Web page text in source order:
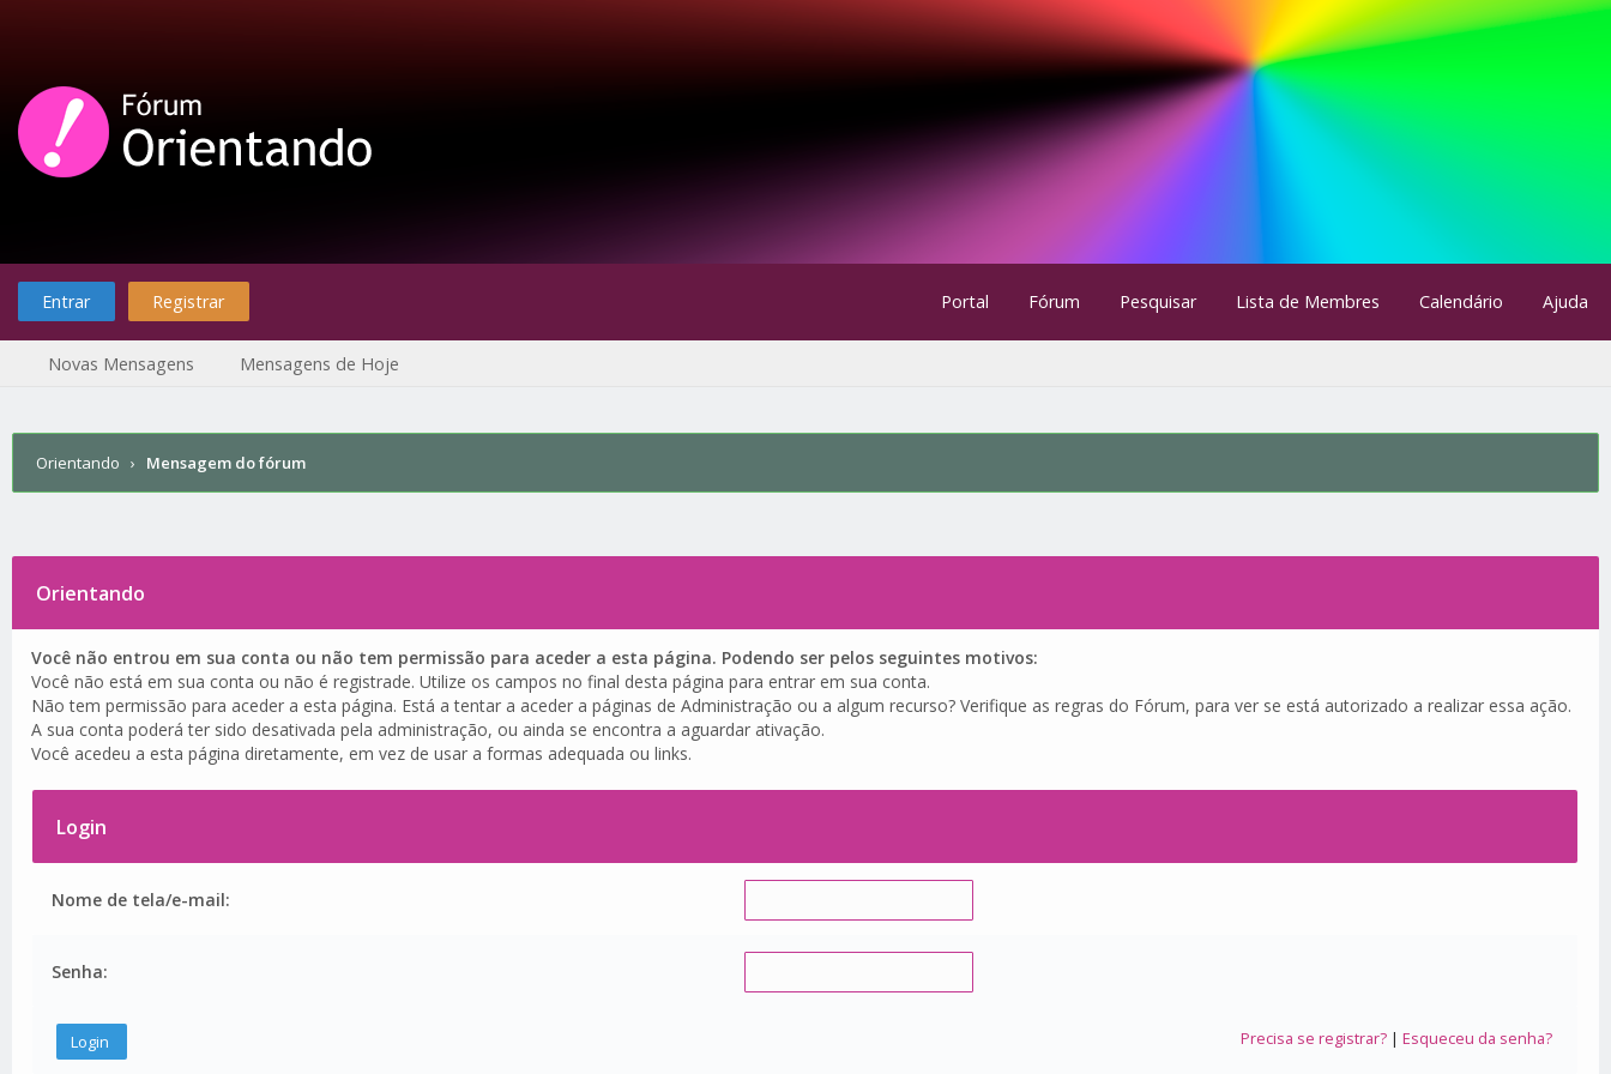
Entrar Registrar Portal Fórum Pesquisar Lista de Membres Calendário Ajuda
Novas Mensagens Mensagens de Hoje
Orientando › Mensagem do fórum
Orientando
Você não entrou em sua conta ou não tem permissão para aceder a esta página. Podendo ser pelos seguintes motivos:
Você não está em sua conta ou não é registrade. Utilize os campos no final desta página para entrar em sua conta.
Não tem permissão para aceder a esta página. Está a tentar a aceder a páginas de Administração ou a algum recurso? Verifique as regras do Fórum, para ver se está autorizado a realizar essa ação.
A sua conta poderá ter sido desativada pela administração, ou ainda se encontra a aguardar ativação.
Você acedeu a esta página diretamente, em vez de usar a formas adequada ou links.
Login
Nome de tela/e-mail:
Senha:
Precisa se registrar?| Esqueceu da senha?